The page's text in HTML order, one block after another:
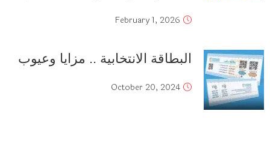
February 1, 2026
البطاقة الانتخابية .. مزايا وعيوب
October 20, 2024